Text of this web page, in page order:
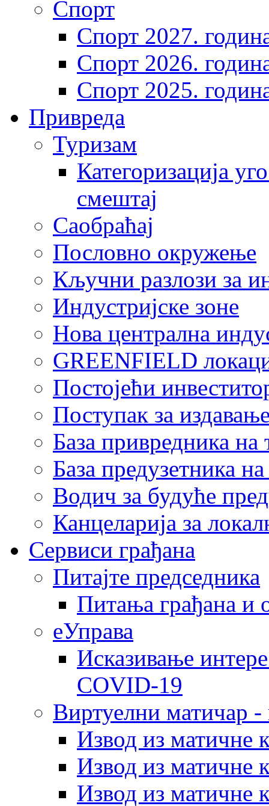
Спорт
Спорт 2027.
Спорт 2026.
Спорт 2025.
Привреда
Туризам
Категоризација
смештај
Саобраћај
Пословно окружење
Кључни разлози за
Индустријске зоне
Нова централна
GREENFIELD
Постојећи
Поступак за
База привредника
База предузетника
Водич за будуће
Канцеларија за
Сервиси грађана
Питајте председника
Питања грађана и
еУправа
Исказивање
COVID-19
Виртуелни матичар -
Извод из матичне
Извод из матичне
Извод из матичне